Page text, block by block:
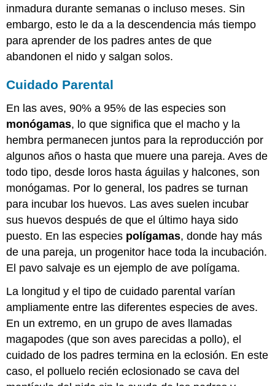
inmadura durante semanas o incluso meses. Sin
embargo, esto le da a la descendencia más tiempo
para aprender de los padres antes de que
abandonen el nido y salgan solos.
Cuidado Parental
En las aves, 90% a 95% de las especies son
monógamas, lo que significa que el macho y la
hembra permanecen juntos para la reproducción por
algunos años o hasta que muere una pareja. Aves de
todo tipo, desde loros hasta águilas y halcones, son
monógamas. Por lo general, los padres se turnan
para incubar los huevos. Las aves suelen incubar
sus huevos después de que el último haya sido
puesto. En las especies polígamas, donde hay más
de una pareja, un progenitor hace toda la incubación.
El pavo salvaje es un ejemplo de ave polígama.
La longitud y el tipo de cuidado parental varían
ampliamente entre las diferentes especies de aves.
En un extremo, en un grupo de aves llamadas
magapodes (que son aves parecidas a pollo), el
cuidado de los padres termina en la eclosión. En este
caso, el polluelo recién eclosionado se cava del